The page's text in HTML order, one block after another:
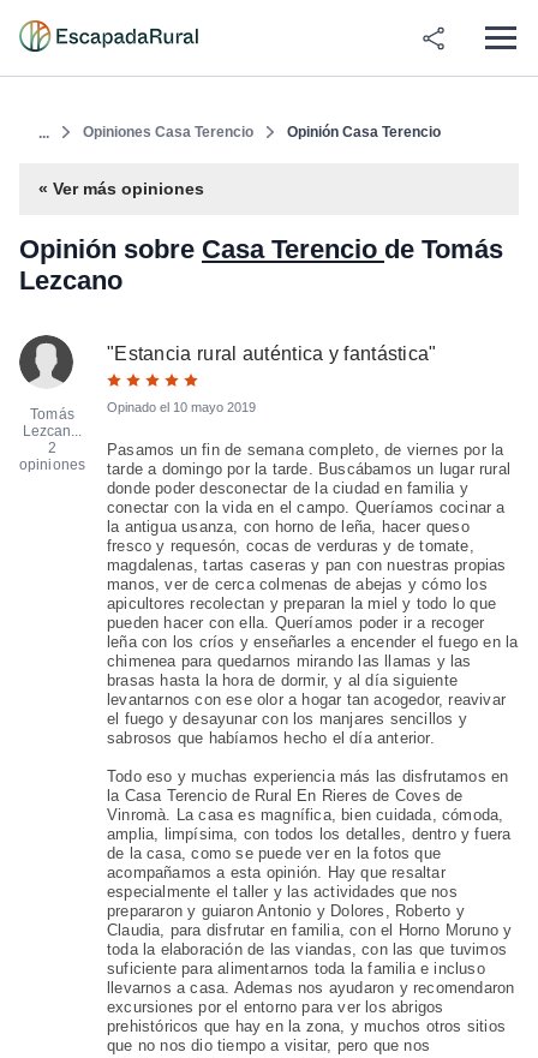
... Opiniones Casa Terencio Opinión Casa Terencio
« Ver más opiniones
Opinión sobre Casa Terencio de Tomás
Lezcano
Tomás
Lezcan...
2
opiniones
"Estancia rural auténtica y fantástica"
Opinado el 10 mayo 2019
Pasamos un fin de semana completo, de viernes por la
tarde a domingo por la tarde. Buscábamos un lugar rural
donde poder desconectar de la ciudad en familia y
conectar con la vida en el campo. Queríamos cocinar a
la antigua usanza, con horno de leña, hacer queso
fresco y requesón, cocas de verduras y de tomate,
magdalenas, tartas caseras y pan con nuestras propias
manos, ver de cerca colmenas de abejas y cómo los
apicultores recolectan y preparan la miel y todo lo que
pueden hacer con ella. Queríamos poder ir a recoger
leña con los críos y enseñarles a encender el fuego en la
chimenea para quedarnos mirando las llamas y las
brasas hasta la hora de dormir, y al día siguiente
levantarnos con ese olor a hogar tan acogedor, reavivar
el fuego y desayunar con los manjares sencillos y
sabrosos que habíamos hecho el día anterior.
Todo eso y muchas experiencia más las disfrutamos en
la Casa Terencio de Rural En Rieres de Coves de
Vinromà. La casa es magnífica, bien cuidada, cómoda,
amplia, limpísima, con todos los detalles, dentro y fuera
de la casa, como se puede ver en la fotos que
acompañamos a esta opinión. Hay que resaltar
especialmente el taller y las actividades que nos
prepararon y guiaron Antonio y Dolores, Roberto y
Claudia, para disfrutar en familia, con el Horno Moruno y
toda la elaboración de las viandas, con las que tuvimos
suficiente para alimentarnos toda la familia e incluso
llevarnos a casa. Ademas nos ayudaron y recomendaron
excursiones por el entorno para ver los abrigos
prehistóricos que hay en la zona, y muchos otros sitios
que no nos dio tiempo a visitar, pero que nos